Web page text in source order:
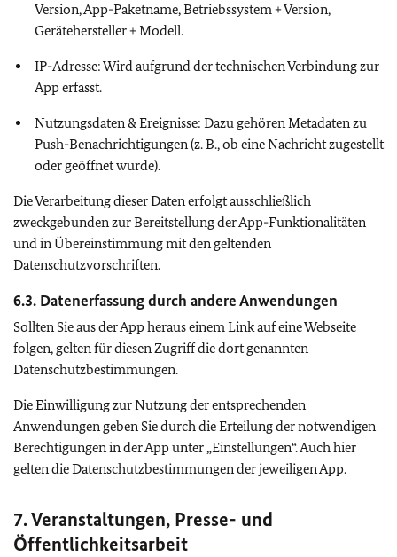
Version, App-Paketname, Betriebssystem + Version,
Gerätehersteller + Modell.
IP-Adresse: Wird aufgrund der technischen Verbindung zur
App erfasst.
Nutzungsdaten & Ereignisse: Dazu gehören Metadaten zu
Push-Benachrichtigungen (z. B., ob eine Nachricht zugestellt
oder geöffnet wurde).
Die Verarbeitung dieser Daten erfolgt ausschließlich
zweckgebunden zur Bereitstellung der App-Funktionalitäten
und in Übereinstimmung mit den geltenden
Datenschutzvorschriften.
6.3. Datenerfassung durch andere Anwendungen
Sollten Sie aus der App heraus einem Link auf eine Webseite
folgen, gelten für diesen Zugriff die dort genannten
Datenschutzbestimmungen.
Die Einwilligung zur Nutzung der entsprechenden
Anwendungen geben Sie durch die Erteilung der notwendigen
Berechtigungen in der App unter „Einstellungen“. Auch hier
gelten die Datenschutzbestimmungen der jeweiligen App.
7. Veranstaltungen, Presse- und
Öffentlichkeitsarbeit